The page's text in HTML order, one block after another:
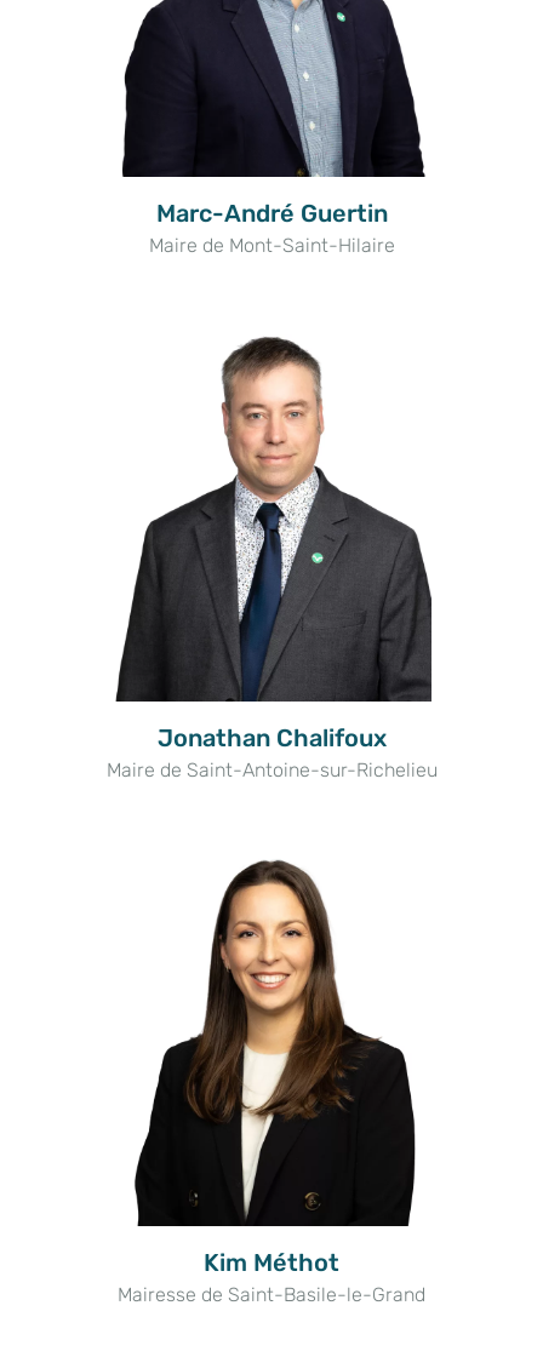
Marc-André Guertin
Maire de Mont-Saint-Hilaire
Jonathan Chalifoux
Maire de Saint-Antoine-sur-Richelieu
Kim Méthot
Mairesse de Saint-Basile-le-Grand